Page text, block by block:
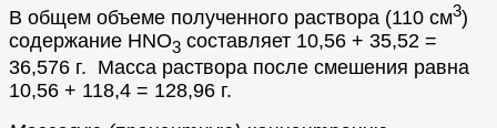
В общем объеме полученного раствора (110 см3)
содержание HNO3 составляет 10,56 + 35,52 =
36,576 г. Масса раствора после смешения равна
10,56 + 118,4 = 128,96 г.